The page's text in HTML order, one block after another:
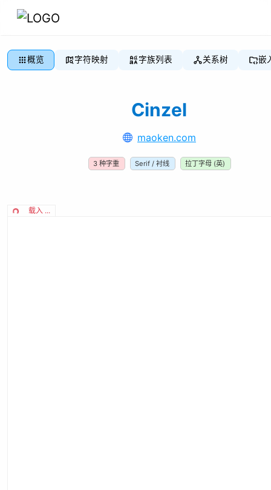
概览 字符映射 字族列表 关系树 嵌
Cinzel
maoken.com
3 种字重 Serif / 衬线 拉丁字母 (英)
载入 ...